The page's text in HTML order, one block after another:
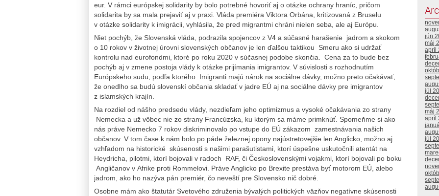
eur. V rámci európskej solidarity by bolo potrebné hovoriť aj o otázke ochrany hraníc, pričom
solidarita by sa mala prejaviť aj v praxi. Vláda premiéra Viktora Orbána, kritizovaná z Bruselu
v otázke solidarity k imigrácii, vyhlásila, že pred migrantmi chráni nielen seba, ale aj Európu.
Niet pochýb, že Slovenská vláda, podrazila spojencov z V4 a súčasné harašenie jadrom a skokom
o 10 rokov v životnej úrovni slovenských občanov je len ďalšou taktikou Smeru ako si udržať
kontrolu nad eurofondmi, ktoré po roku 2020 v súčasnej podobe skončia. Cena za to bude bez
pochýb aj v zmene postoja vlády k otázke prijímania imigrantov. V súvislosti s rozhodnutím
Európskeho sudu, podľa ktorého Imigranti majú nárok na sociálne dávky, možno preto očakávať,
že onedlho sa budú slovenskí občania skladať v jadre EÚ aj na sociálne dávky pre imigrantov
z islamských krajín.
Na rozdiel od nášho predsedu vlády, nezdieľam jeho optimizmus a vysoké očakávania zo strany
Nemecka a už vôbec nie zo strany Francúzska, ku ktorým sa máme primknúť. Spomeňme si ako
nás práve Nemecko 7 rokov diskriminovalo po vstupe do EÚ zákazom zamestnávania našich
občanov. V tom čase k nám bolo po páde železnej opony najústretovejšie len Anglicko, možno aj
vzhľadom na historické skúsenosti s našimi parašutistami, ktorí úspešne uskutočnili atentát na
Heydricha, pilotmi, ktorí bojovali v radoch RAF, či Československými vojakmi, ktorí bojovali po boku
Angličanov v Afrike proti Rommelovi. Práve Anglicko po Brexite prestáva byť motorom EÚ, alebo
jadrom, ako ho nazýva pán premiér, čo neveští pre Slovensko nič dobré.
Osobne mám ako štatutár Svetového združenia bývalých politických väzňov negatívne skúsenosti
jún
máj
apríl
júl
máj
apríl
júl